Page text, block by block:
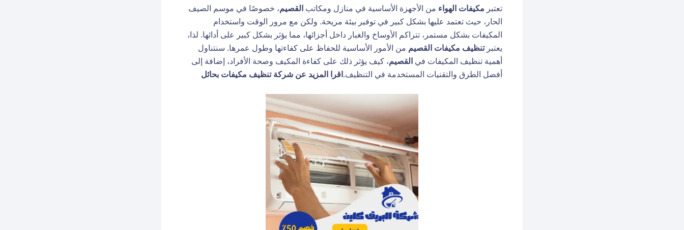
تعتبر مكيفات الهواء من الأجهزة الأساسية في منازل ومكاتب القصيم، خصوصًا في موسم الصيف
الحار، حيث تعتمد عليها بشكل كبير في توفير بيئة مريحة. ولكن مع مرور الوقت واستخدام
المكيفات بشكل مستمر، تتراكم الأوساخ والغبار داخل أجزائها، مما يؤثر بشكل كبير على أدائها. لذا،
يعتبرتنظيف مكيفات القصيم من الأمور الأساسية للحفاظ على كفاءتها وطول عمرها. سنتناول
أهمية تنظيف المكيفات في القصيم، كيف يؤثر ذلك على كفاءة المكيف وصحة الأفراد، إضافة إلى
أفضل الطرق والتقنيات المستخدمة في التنظيف. اقرا المزيد عن شركة تنظيف مكيفات بحائل